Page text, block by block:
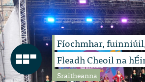
Fíochmhar,
Fleadh Cheoil na
Sraitheanna